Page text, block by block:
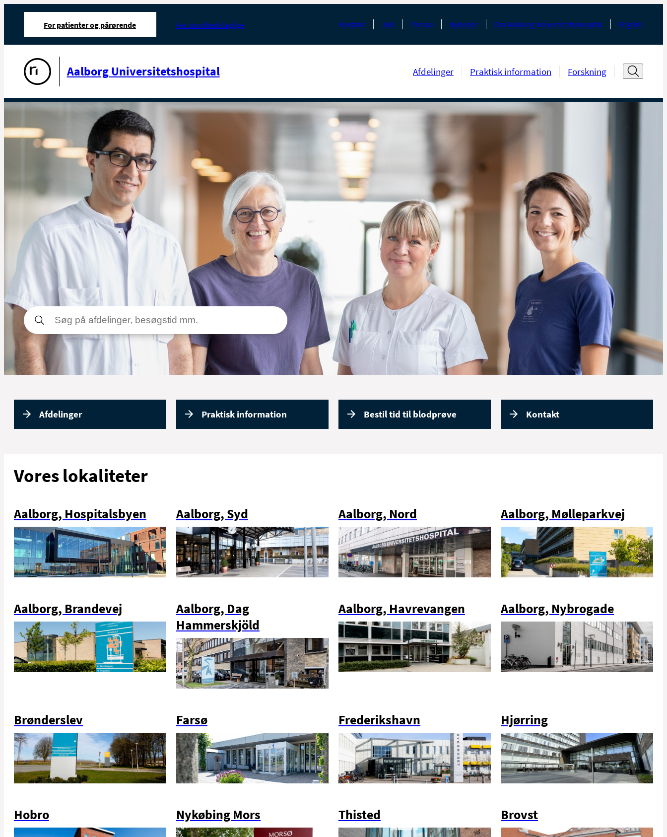
For patienter og pårørende For sundhedsfaglige Kontakt Job Presse Nyheder Om Aalborg Universitetshospital English
Aalborg Universitetshospital Afdelinger Praktisk information Forskning
Udfør søgning
Afdelinger Praktisk information Bestil tid til blodprøve Kontakt
Vores lokaliteter
Aalborg, Hospitalsbyen Aalborg, Syd Aalborg, Nord Aalborg, Mølleparkvej
Aalborg, Brandevej
Aalborg, Dag
Hammerskjöld
Aalborg, Havrevangen Aalborg, Nybrogade
Brønderslev Farsø Frederikshavn Hjørring
Hobro Nykøbing Mors Thisted Brovst